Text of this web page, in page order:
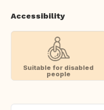
Accessibility
Suitable for disabled
people